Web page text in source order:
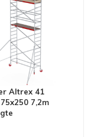
Altrex 41
7,2m